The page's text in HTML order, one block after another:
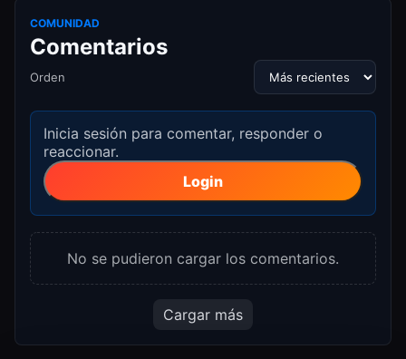
COMUNIDAD
Comentarios
Orden
Inicia sesión para comentar, responder o
reaccionar.
Login
No se pudieron cargar los comentarios.
Cargar más